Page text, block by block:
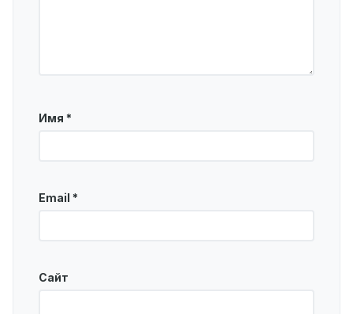
Имя *
Email *
Сайт